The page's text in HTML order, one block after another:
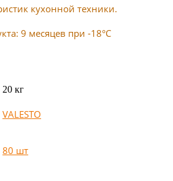
кухонной техники.
9 месяцев при -18°C
20 кг
VALESTO
80 шт